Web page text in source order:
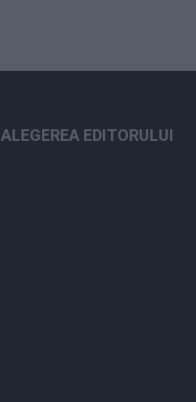
ALEGEREA EDITORULUI